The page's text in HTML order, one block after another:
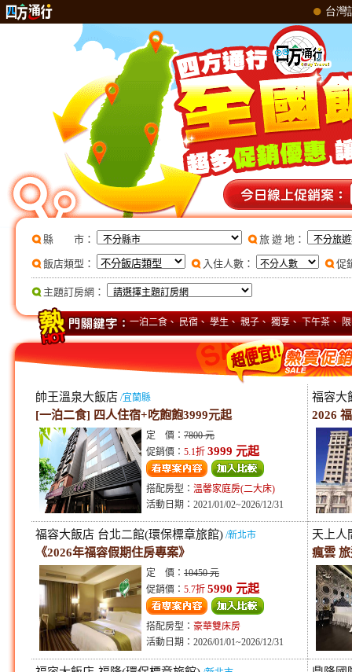
縣 市： 旅 遊 地：
飯店類型： 入住人數： 促
主題訂房網：
一泊二食、民宿、學生、親子、獨享、下午茶、
帥王溫泉大飯店 /宜蘭縣
[一泊二食] 四人住宿+吃飽飽3999元起
定 價： 7800 元
促銷價： 5.1折 3999 元起
搭配房型： 溫馨家庭房(二大床)
活動日期：2021/01/02~2026/12/31
福容大飯店 台北二館(環保標章旅館) /新北市
《2026年福容假期住房專案》
定 價： 10450 元
促銷價： 5.7折 5990 元起
搭配房型： 豪華雙床房
活動日期：2026/01/01~2026/12/31
福容大
2026
天上人
瘋雲